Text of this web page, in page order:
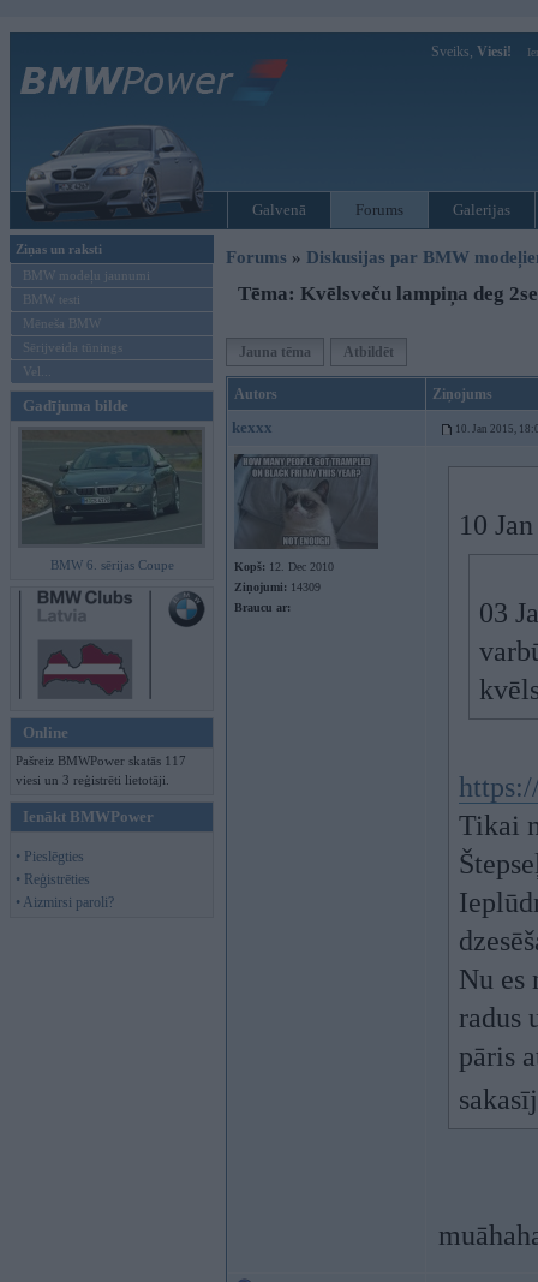
Sveiks, Viesi!
Galvenā Forums Galerijas
Ziņas un raksti
BMW modeļu jaunumi
BMW testi
Mēneša BMW
Sērijveida tūnings
Vel...
Gadījuma bilde
BMW 6. sērijas Coupe
Online
Pašreiz BMWPower skatās 117
viesi un 3 reģistrēti lietotāji.
Ienākt BMWPower
• Pieslēgties
• Reģistrēties
• Aizmirsi paroli?
Forums » Diskusijas par BMW
Tēma: Kvēlsveču lampiņa deg
Jauna tēma Atbildēt
Autors Ziņojums
kexxx 10. Jan 2015,
Kopš: 12. Dec 2010
Ziņojumi: 14309
Braucu ar:
10
03
Tikai
Nu es
radus
pāris